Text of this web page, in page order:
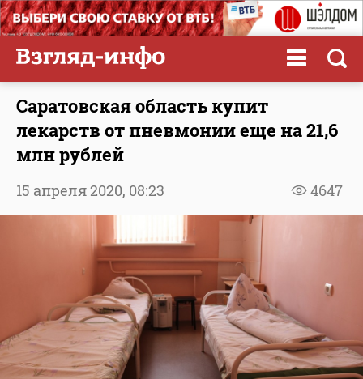
Саратовская область купит
лекарств от пневмонии еще на 21,6
млн рублей
4647
15 апреля 2020, 08:23